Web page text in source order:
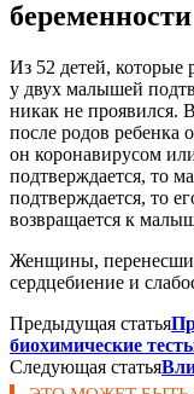
беременности
Из 52 детей,
у двух малышей
никак не проявился.
после родов ребенка
он коронавирусом
подтверждается, то
подтверждается, то
возвращается к
Женщины,
сердцебиение и
Предыдущая статья
биохимические
Следующая статья